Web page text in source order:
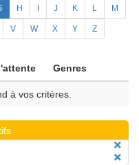
H J K L M
V W X Y Z
Genres
à vos critères.